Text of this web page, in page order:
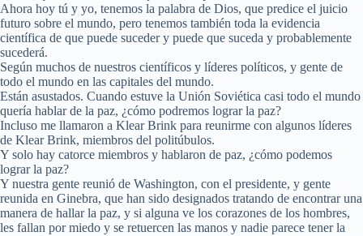
Ahora hoy tú y yo, tenemos la palabra de Dios, que predice el juicio
futuro sobre el mundo, pero tenemos también toda la evidencia
científica de que puede suceder y puede que suceda y probablemente
sucederá.
Según muchos de nuestros científicos y líderes políticos, y gente de
todo el mundo en las capitales del mundo.
Están asustados. Cuando estuve la Unión Soviética casi todo el mundo
quería hablar de la paz, ¿cómo podremos lograr la paz?
Incluso me llamaron a Klear Brink para reunirme con algunos líderes
de Klear Brink, miembros del politúbulos.
Y solo hay catorce miembros y hablaron de paz, ¿cómo podemos
lograr la paz?
Y nuestra gente reunió de Washington, con el presidente, y gente
reunida en Ginebra, que han sido designados tratando de encontrar una
manera de hallar la paz, y si alguna ve los corazones de los hombres,
les fallan por miedo y se retuercen las manos y nadie parece tener la